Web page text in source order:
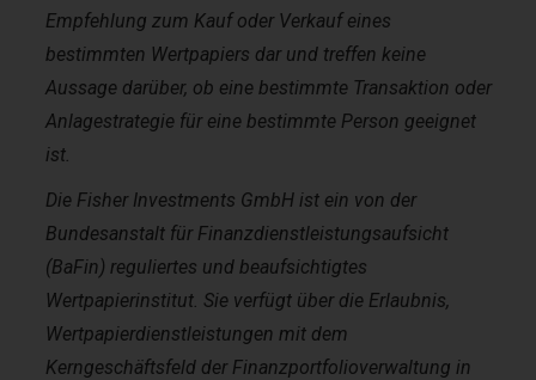
Empfehlung zum Kauf oder Verkauf eines
bestimmten Wertpapiers dar und treffen keine
Aussage darüber, ob eine bestimmte Transaktion oder
Anlagestrategie für eine bestimmte Person geeignet
ist.
Die Fisher Investments GmbH ist ein von der
Bundesanstalt für Finanzdienstleistungsaufsicht
(BaFin) reguliertes und beaufsichtigtes
Wertpapierinstitut. Sie verfügt über die Erlaubnis,
Wertpapierdienstleistungen mit dem
Kerngeschäftsfeld der Finanzportfolioverwaltung in